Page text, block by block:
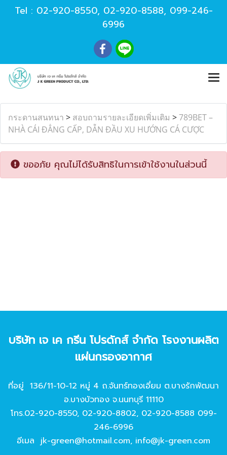
Tel : 02-920-8550, 02-920-8588, 099-246-
6996
กระดานสนทนา > สอบถามรายละเอียดเพิ่มเติม >789BET –
NHÀ CÁI ĐẲNG CẤP, DẪN ĐẦU XU HƯỚNG CÁ CƯỢC
ขออภัย คุณไม่ได้รับสิทธิในการเข้าใช้งานในส่วนนี้
บริษัท เจ เค กรีน โปรดักส์ จํากัด โรงงานผลิต
แผ่นกรองอากาศ
ที่อยู่ 136/11-10-12 หมู่ 4 ถ.จันทร์ทองเอี่ยม ต.บางรักพัฒนา
อ.บางบัวทอง จ.นนทบุรี 11110
โทร.02-920-8550, 02-920-8802, 02-920-8588 099-
246-6996
อีเมล jk-green@hotmail.com, info@jk-green.com